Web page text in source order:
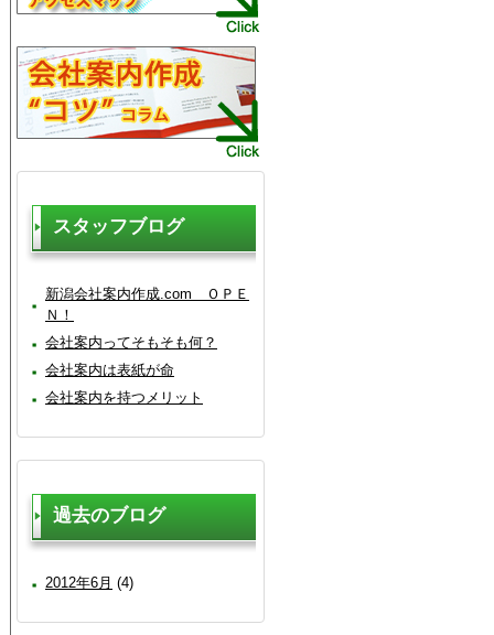
スタッフブログ
新潟会社案内作成.com ＯＰＥ
Ｎ！
会社案内ってそもそも何？
会社案内は表紙が命
会社案内を持つメリット
過去のブログ
2012年6月 (4)